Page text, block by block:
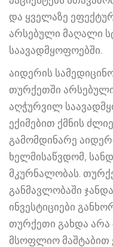
და ყველაზე
არსებული მაღალი
საავადმყოფოებში.
აიდერის
თურქეთში
აღჭურვილ
ექიმებით ქმნის
გამომდინარე
ხელმისაწვდომ,
მკურნალობას.
განმავლობაში
ინვესტიციები
თურქეთი გახდა
მსოფლიო მაშტაბით